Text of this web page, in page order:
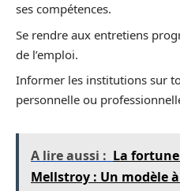
ses compétences.
Se rendre aux entretiens
de l’emploi.
Informer les institutions sur
personnelle ou
A lire aussi : La
Mellstroy : Un modèle